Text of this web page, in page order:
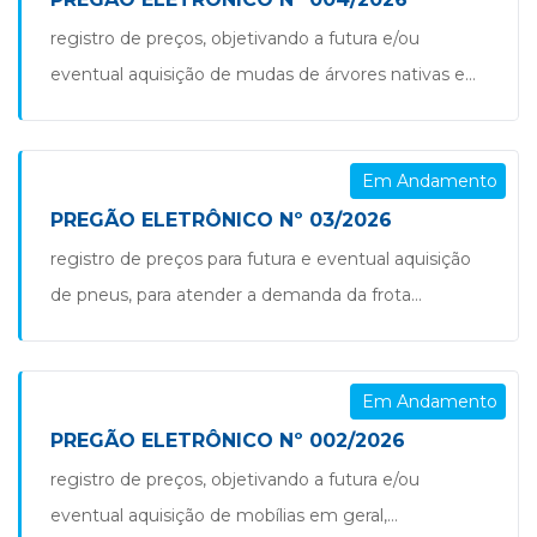
instalação, ou ainda, poderão ser instaladas em
outros centros esportivos municipais, adequando as
registro de preços, objetivando a futura e/ou
eventual aquisição de mudas de árvores nativas e
e ajardinamento em praças, ruas e em outros locais
públicos, sob a responsabilidade de proteção,
cuidado e manutenção da administração pública do
município de são jorge d’oeste/pr. pregão nº
04.2026
Em Andamento
PREGÃO ELETRÔNICO Nº 03/2026
registro de preços para futura e eventual aquisição
de pneus, para atender a demanda da frota
máquinas lotadas em qualquer uma das secretarias
administrativas de gestão pública do município de
são jorge d’oeste/pr. pregão nº 03.2026 parecer nº
005.2026 parecer nº 006.2026 parecer nº 018.2026
parecer nº 019.2026
Em Andamento
PREGÃO ELETRÔNICO Nº 002/2026
registro de preços, objetivando a futura e/ou
eventual aquisição de mobílias em geral,